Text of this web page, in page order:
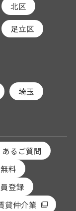
北区
足立区
埼玉
あるご質問
料
登録
貸仲介業